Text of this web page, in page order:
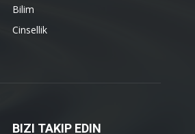
Bilim
Cinsellik
BIZI TAKIP EDIN